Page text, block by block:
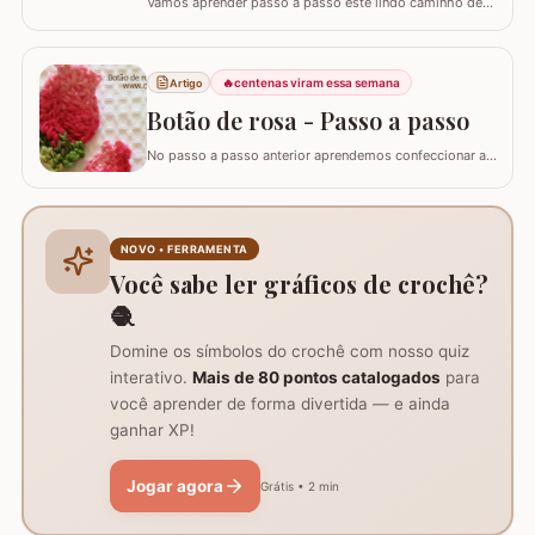
Sauberlich Crochêt. Utilizei fio Duna e flor Camélia Fio
Duna Branco 8001 (4 novelos de 340m ou 8 de 140m)
Fio Duna Vermelho 3542 (1 novelo de 340m) Fio Duna
Verde 9392 (apenas para as folhas)…
Artigo 🔥centenas viram essa semana
Botão de rosa - Passo a passo
No passo a passo anterior aprendemos confeccionar a
grupo Viciadas em crochê. Fiz o passo a passo com
algumas poucas diferenças e também para auxil
NOVO • FERRAMENTA
Você sabe ler gráficos de crochê?
🧶
Domine os símbolos do crochê com nosso quiz
interativo. Mais de 80 pontos catalogados para
você aprender de forma divertida — e ainda
ganhar XP!
Jogar agora Grátis • 2 min